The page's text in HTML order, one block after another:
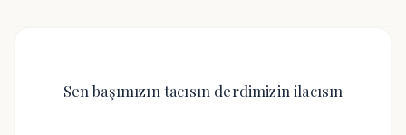
Sen başımızın tacısın derdimizin ilacısın